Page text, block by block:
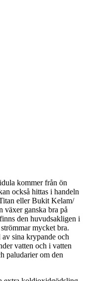
kommer från ön
också hittas i handeln
eller Bukit Kelam/
växer ganska bra på
den huvudsakligen i
mycket bra.
sina krypande och
vatten och i vatten
paludarier om den